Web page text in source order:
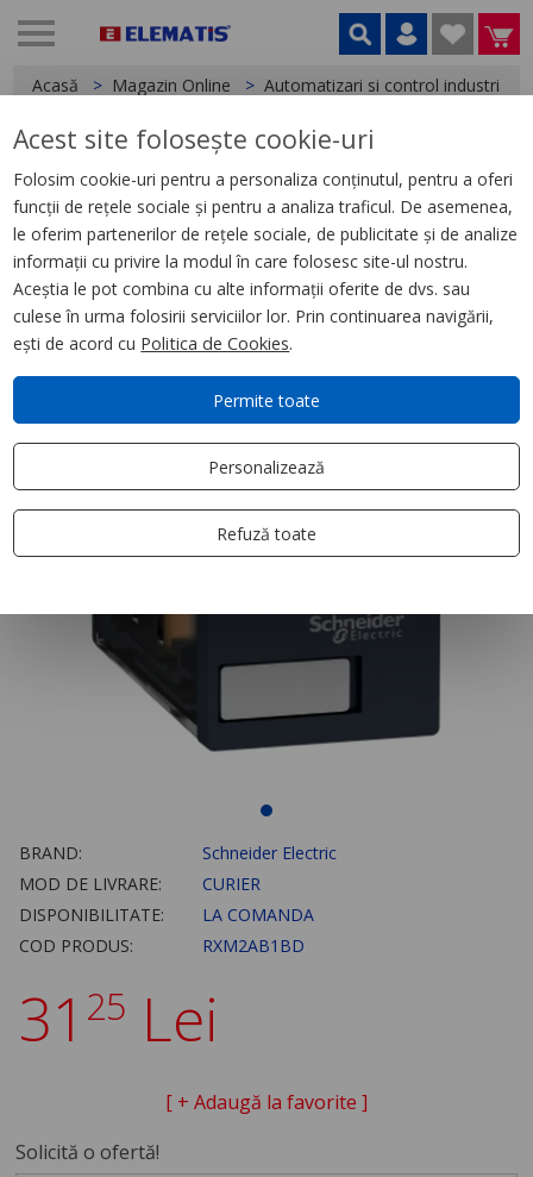
Acasă Magazin Online Automatizari si control industrial
< Relee
Releu Conectabil Miniatura,
Zelio Rxm, 2 C/O, 24 V C.C., 12 A
BRAND:
Schneider Electric
MOD DE LIVRARE:
CURIER
DISPONIBILITATE:
LA COMANDA
COD PRODUS:
RXM2AB1BD
31 25 Lei
[ + Adaugă la favorite ]
Solicită o ofertă!
Acest site folosește cookie-uri
Folosim cookie-uri pentru a personaliza conținutul, pentru a oferi
funcții de rețele sociale și pentru a analiza traficul. De asemenea,
le oferim partenerilor de rețele sociale, de publicitate și de analize
informații cu privire la modul în care folosesc site-ul nostru.
Aceștia le pot combina cu alte informații oferite de dvs. sau
culese în urma folosirii serviciilor lor. Prin continuarea navigării,
ești de acord cu Politica de Cookies.
Permite toate
Personalizează
Refuză toate